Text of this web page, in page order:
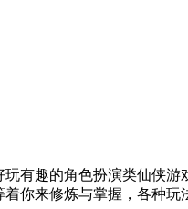
有趣的角色扮演类仙侠
你来修炼与掌握，各种